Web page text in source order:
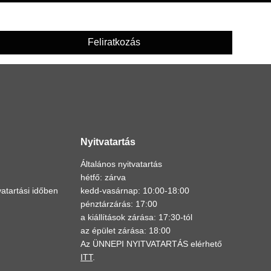
Feliratkozás
időben
Nyitvatartás
Általános nyitvatartás
hétfő: zárva
kedd-vasárnap: 10:00-18:00
pénztárzárás: 17:00
a kiállítások zárása: 17:30-tól
az épület zárása: 18:00
Az ÜNNEPI NYITVATARTÁS elérhető
ITT.